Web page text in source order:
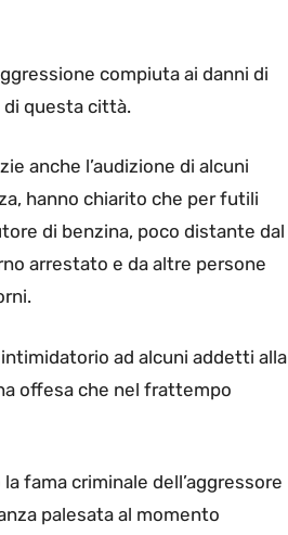
compiuta ai danni di
di questa città.
anche l’audizione di alcuni
hanno chiarito che per futili
di benzina, poco distante dal
arrestato e da altre persone
ad alcuni addetti alla
offesa che nel frattempo
fama criminale dell’aggressore
palesata al momento